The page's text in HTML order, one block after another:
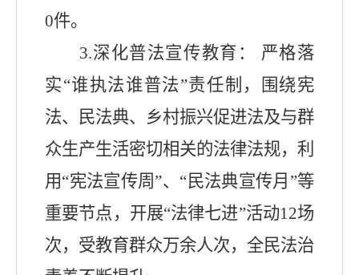
0件。
3.深化普法宣传教育： 严格落
实“谁执法谁普法”责任制，围绕宪
法、民法典、乡村振兴促进法及与群
众生产生活密切相关的法律法规，利
用“宪法宣传周 ”、 “ 民法典宣传月 ”等
重要节点，开展“法律七进”活动12场
次， 受教育群众万余人次，全民法治